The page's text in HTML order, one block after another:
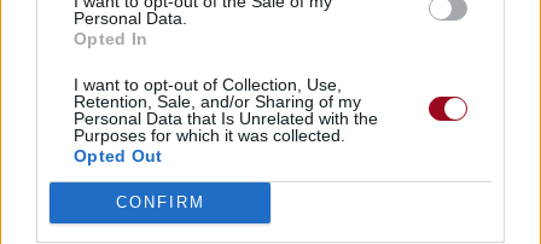
Personal Data.
Opted In
I want to opt-out of Collection, Use,
Retention, Sale, and/or Sharing of my
Personal Data that Is Unrelated with the
Purposes for which it was collected.
Opted Out
CONFIRM